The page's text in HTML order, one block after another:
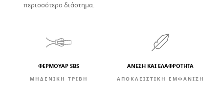
περισσότερο διάστημα.
ΦΕΡΜΟΥΑΡ SBS
ΜΗΔΕΝΙΚΗ ΤΡΙΒΗ
ΆΝΕΣΗ ΚΑΙ ΕΛΑΦΡΌΤΗΤΑ
ΑΠΟΚΛΕΙΣΤΙΚΗ ΕΜΦΑΝΙΣΗ